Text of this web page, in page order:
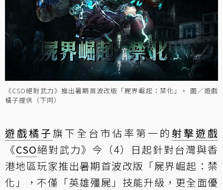
《CSO絕對武力》推出暑期首波改版「屍界崛起：禁化」。 圖／遊戲
橘子提供（下同）
遊戲橘子旗下全台市佔率第一的射擊遊戲
《CSO絕對武力》今（4）日起針對台灣與香
港地區玩家推出暑期首波改版「屍界崛起：禁
化」，不僅「英雄殭屍」技能升級，更全面優